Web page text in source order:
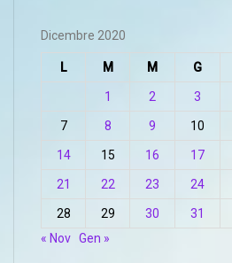
Dicembre 2020
L M M G
1 2 3
7 8 9 10
14 15 16 17
21 22 23 24
28 29 30
31
« Nov Gen »